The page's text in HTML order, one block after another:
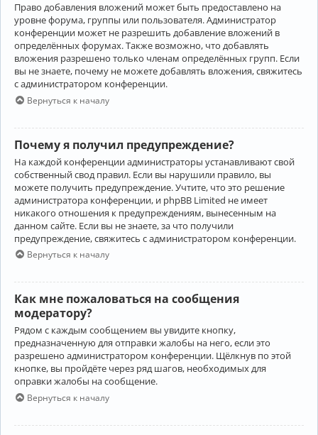
Право добавления вложений может быть предоставлено на
уровне форума, группы или пользователя. Администратор
конференции может не разрешить добавление вложений в
определённых форумах. Также возможно, что добавлять
вложения разрешено только членам определённых групп. Если
вы не знаете, почему не можете добавлять вложения, свяжитесь
с администратором конференции.
Вернуться к началу
Почему я получил предупреждение?
На каждой конференции администраторы устанавливают свой
собственный свод правил. Если вы нарушили правило, вы
можете получить предупреждение. Учтите, что это решение
администратора конференции, и phpBB Limited не имеет
никакого отношения к предупреждениям, вынесенным на
данном сайте. Если вы не знаете, за что получили
предупреждение, свяжитесь с администратором конференции.
Вернуться к началу
Как мне пожаловаться на сообщения
модератору?
Рядом с каждым сообщением вы увидите кнопку,
предназначенную для отправки жалобы на него, если это
разрешено администратором конференции. Щёлкнув по этой
кнопке, вы пройдёте через ряд шагов, необходимых для
оправки жалобы на сообщение.
Вернуться к началу